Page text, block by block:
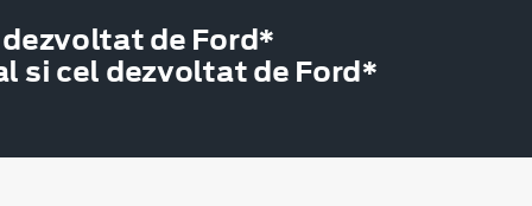
de Ford*
si cel dezvoltat de Ford*